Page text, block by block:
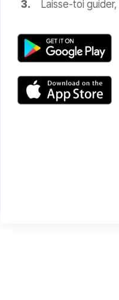
Laisse-toi guider,